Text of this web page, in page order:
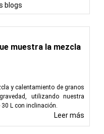
muestra la mezcla
y calentamiento de granos
utilizando nuestra
L con inclinación.
Leer más
blogs